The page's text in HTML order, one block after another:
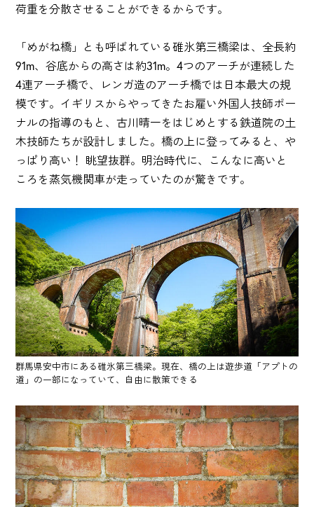
荷重を分散させることができるからです。
「めがね橋」とも呼ばれている碓氷第三橋梁は、全長約
91m、谷底からの高さは約31m。4つのアーチが連続した
4連アーチ橋で、レンガ造のアーチ橋では日本最大の規
模です。イギリスからやってきたお雇い外国人技師ポー
ナルの指導のもと、古川晴一をはじめとする鉄道院の土
木技師たちが設計しました。橋の上に登ってみると、や
っぱり高い！ 眺望抜群。明治時代に、こんなに高いと
ころを蒸気機関車が走っていたのが驚きです。
群馬県安中市にある碓氷第三橋梁。現在、橋の上は遊歩道「アプトの
道」の一部になっていて、自由に散策できる